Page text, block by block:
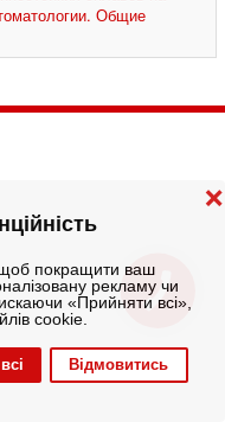
покращити ваш
рекламу чи
«Прийняти всі»,
cookie.
Відмовитись
❌
Общие